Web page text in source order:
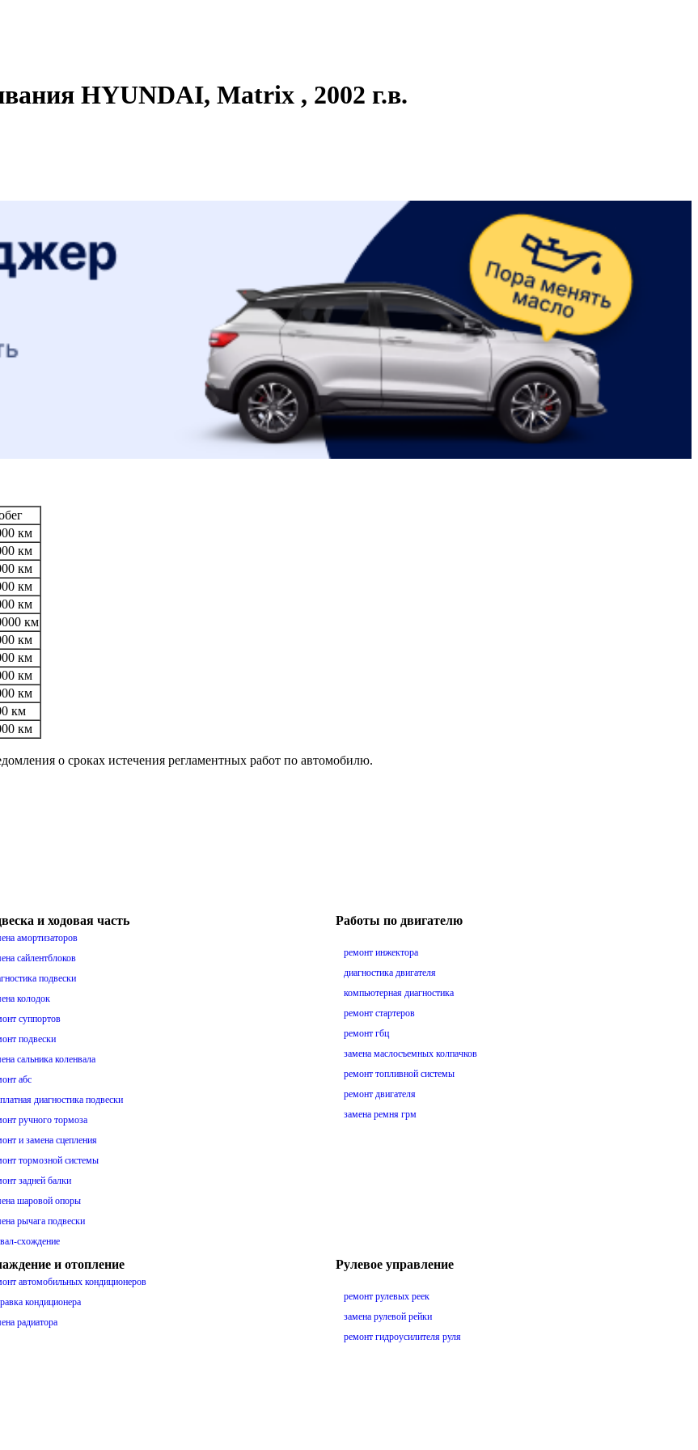
HYUNDAI, Matrix , 2002 г.в.
км
км
км
км
км
км
км
км
км
км
км
км
о сроках истечения регламентных работ по автомобилю.
и ходовая часть
амортизаторов
сайлентблоков
подвески
колодок
суппортов
подвески
сальника коленвала
абс
диагностика подвески
ручного тормоза
и замена сцепления
тормозной системы
задней балки
шаровой опоры
рычага подвески
схождение
Работы по двигателю
ремонт инжектора
диагностика двигателя
компьютерная диагностика
ремонт стартеров
ремонт гбц
замена маслосъемных колпачков
ремонт топливной системы
ремонт двигателя
замена ремня грм
и отопление
автомобильных кондиционеров
кондиционера
радиатора
Рулевое управление
ремонт рулевых реек
замена рулевой рейки
ремонт гидроусилителя руля